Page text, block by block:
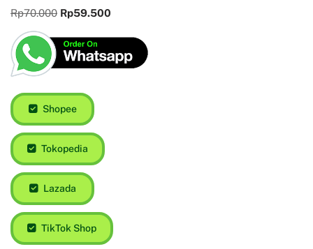
Rp70.000 Rp59.500
Shopee
Tokopedia
Lazada
TikTok Shop